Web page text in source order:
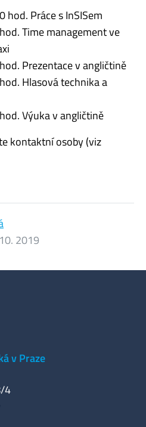
Práce s InSISem
Time management ve
Prezentace v angličtině
Hlasová technika a
Výuka v angličtině
kontaktní osoby (viz
2019
v Praze
4